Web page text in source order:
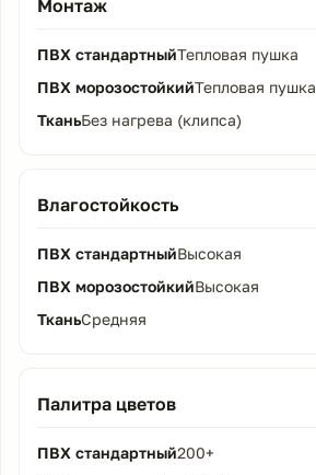
Монтаж
Тепловая пушка
Тепловая пушка
Без нагрева (клипса)
Влагостойкость
Высокая
Высокая
Средняя
Палитра цветов
200+